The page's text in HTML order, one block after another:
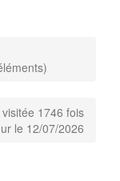
1746 fois
le 12/07/2026